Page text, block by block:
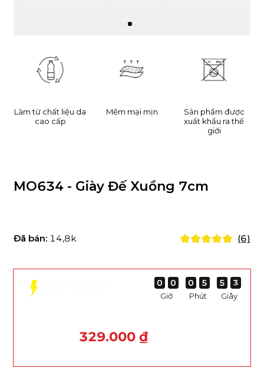
Đã bán: 14,8k
MO634 - Giày Đế Xuồng 7cm
0
0
0
0 0
0
0
0 0
0
0
0 5
5
5
5 5
5
5
5 3
2
3
2
Giờ Phút Giây
329.000 ₫
(6)
Sản phẩm được
xuất khẩu ra thế
giới
Mềm mại mịn
Làm từ chất liệu da
cao cấp